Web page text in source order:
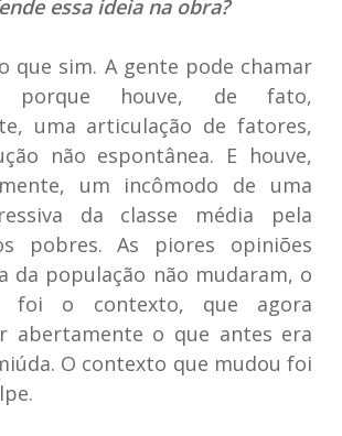
essa ideia na obra?
que sim. A gente pode chamar
porque houve, de fato,
uma articulação de fatores,
não espontânea. E houve,
um incômodo de uma
da classe média pela
pobres. As piores opiniões
da população não mudaram, o
foi o contexto, que agora
abertamente o que antes era
O contexto que mudou foi